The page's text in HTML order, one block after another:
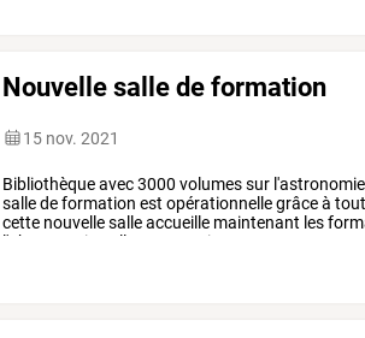
Nouvelle salle de formation
15 nov. 2021
Bibliothèqueavec3000 volumessur l'astronomie
salledeformation est opérationnellegrâceà tout
cette nouvellesalleaccueille maintenant les
l'observatoire.
elle aussi